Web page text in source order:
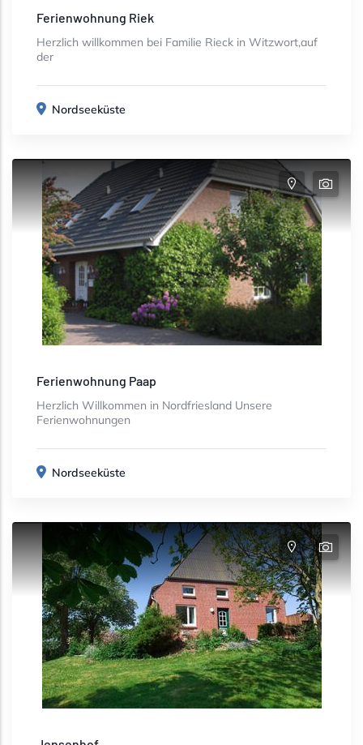
Ferienwohnung Riek
Herzlich willkommen bei Familie Rieck in Witzwort,auf
der
Nordseeküste
Ferienwohnung Paap
Herzlich Willkommen in Nordfriesland Unsere
Ferienwohnungen
Nordseeküste